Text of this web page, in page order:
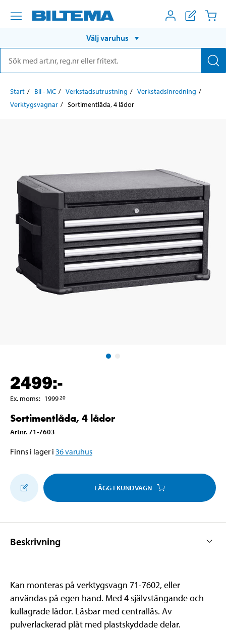
Välj varuhus
Start Bil - MC Verkstadsutrustning
Verkstadsinredning
Verktygsvagnar
Sortimentlåda, 4 lådor
2499:-
Ex. moms: 199920
Sortimentlåda, 4 lådor
Artnr.71-7603
Finns i lager i 36varuhus
LÄGG I KUNDVAGN
Beskrivning
Kan monteras på verktygsvagn 71-7602, eller
användas på egen hand. Med 4 självstängande och
kullagrade lådor. Låsbar med centrallås. Av
pulverlackerad plåt med plastskyddade delar.